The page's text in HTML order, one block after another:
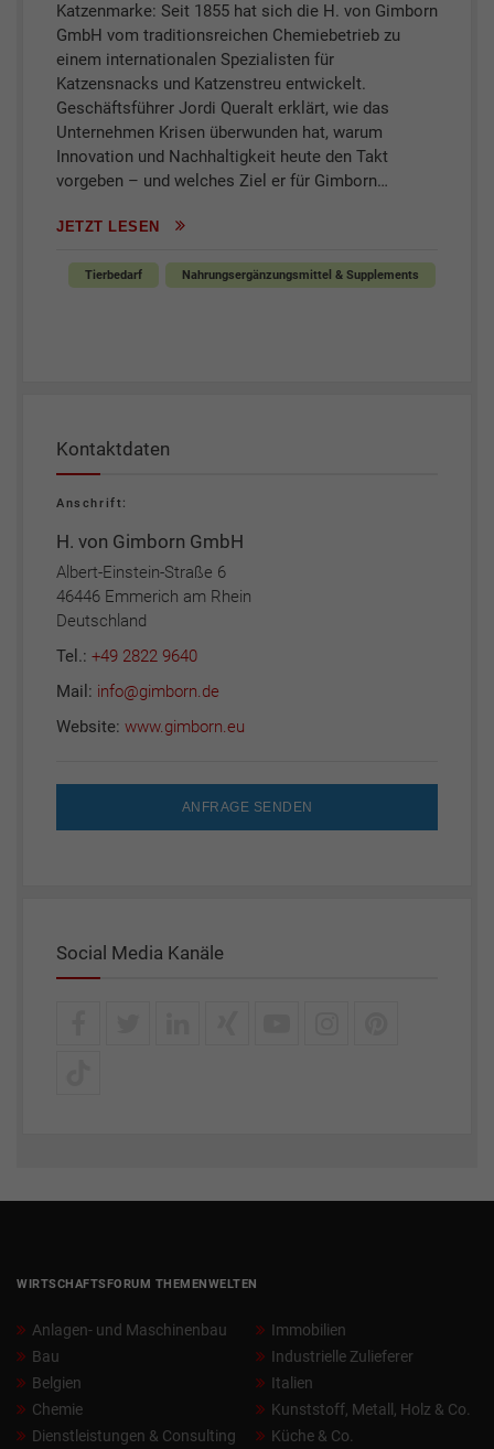
Katzenmarke: Seit 1855 hat sich die H. von Gimborn
GmbH vom traditionsreichen Chemiebetrieb zu
einem internationalen Spezialisten für
Katzensnacks und Katzenstreu entwickelt.
Geschäftsführer Jordi Queralt erklärt, wie das
Unternehmen Krisen überwunden hat, warum
Innovation und Nachhaltigkeit heute den Takt
vorgeben – und welches Ziel er für Gimborn…
JETZT LESEN
Tierbedarf Nahrungsergänzungsmittel & Supplements
Kontaktdaten
Anschrift:
H. von Gimborn GmbH
Albert-Einstein-Straße 6
46446 Emmerich am Rhein
Deutschland
Tel.: +49 2822 9640
Mail: info@gimborn.de
Website: www.gimborn.eu
ANFRAGE SENDEN
Social Media Kanäle
WIRTSCHAFTSFORUM THEMENWELTEN
Anlagen- und Maschinenbau
Bau
Belgien
Chemie
Dienstleistungen & Consulting
Immobilien
Industrielle Zulieferer
Italien
Kunststoff, Metall, Holz & Co.
Küche & Co.